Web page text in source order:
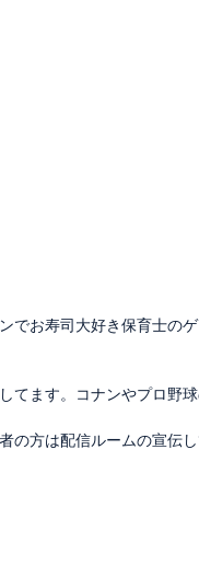
でお寿司大好き保育士のゲ
てます。コナンやプロ野
の方は配信ルームの宣伝